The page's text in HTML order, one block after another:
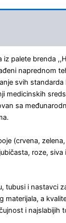
palete brenda
naprednom
svih standarda
medicinskih
sa
(crvena,
roze, siva
tubusi i nastavci
materijala, a
i najslabijih